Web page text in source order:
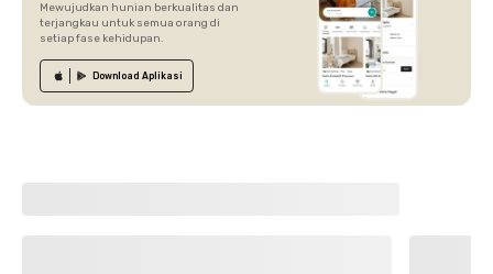
Mewujudkan hunian berkualitas dan
terjangkau untuk semua orang di
setiap fase kehidupan.
Download Aplikasi